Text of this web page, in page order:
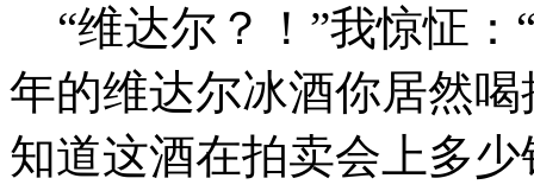
“维达尔？！”我惊怔：
年的维达尔冰酒你居然
知道这酒在拍卖会上多少